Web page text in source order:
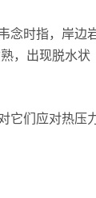
念时指，岸边
，出现脱水状
它们应对热压